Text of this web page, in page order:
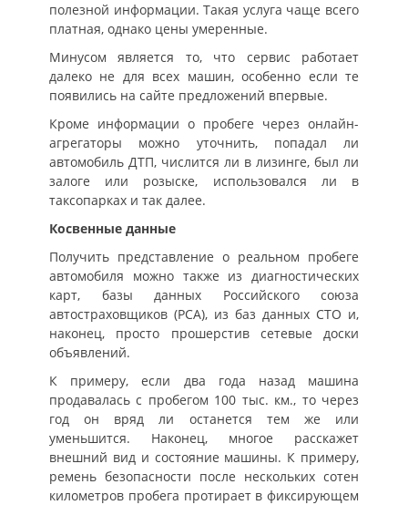
полезной информации. Такая услуга чаще всего
платная, однако цены умеренные.
Минусом является то, что сервис работает
далеко не для всех машин, особенно если те
появились на сайте предложений впервые.
Кроме информации о пробеге через онлайн-
агрегаторы можно уточнить, попадал ли
автомобиль ДТП, числится ли в лизинге, был ли
залоге или розыске, использовался ли в
таксопарках и так далее.
Косвенные данные
Получить представление о реальном пробеге
автомобиля можно также из диагностических
карт, базы данных Российского союза
автостраховщиков (РСА), из баз данных СТО и,
наконец, просто прошерстив сетевые доски
объявлений.
К примеру, если два года назад машина
продавалась с пробегом 100 тыс. км., то через
год он вряд ли останется тем же или
уменьшится. Наконец, многое расскажет
внешний вид и состояние машины. К примеру,
ремень безопасности после нескольких сотен
километров пробега протирает в фиксирующем